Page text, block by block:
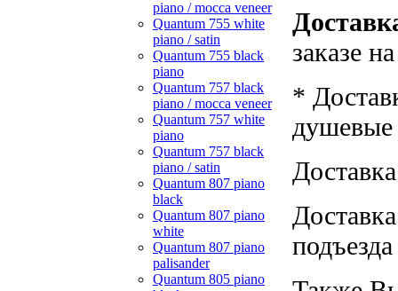
piano / mocca veneer
Quantum 755 white
piano / satin
Quantum 755 black
piano
Quantum 757 black
piano / mocca veneer
Quantum 757 white
piano
Quantum 757 black
piano / satin
Quantum 807 piano
black
Quantum 807 piano
white
Quantum 807 piano
palisander
Quantum 805 piano
заказе
*
душевые